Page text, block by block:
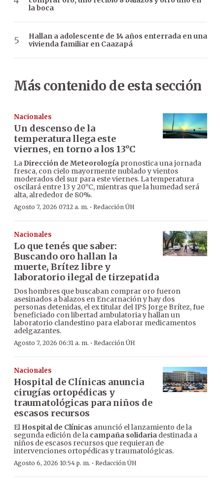
la boca
Hallan a adolescente de 14 años enterrada en una
vivienda familiar en Caazapá
Más contenido de esta sección
Nacionales
Un descenso de la
temperatura llega este
viernes, en torno a los 13°C
La Dirección de Meteorología pronostica una jornada
fresca, con cielo mayormente nublado y vientos
moderados del sur para este viernes. La temperatura
oscilará entre 13 y 20°C, mientras que la humedad será
alta, alrededor de 80%.
Agosto 7, 2026 07:12 a. m. · Redacción ÚH
Nacionales
Lo que tenés que saber:
Buscando oro hallan la
muerte, Brítez libre y
laboratorio ilegal de tirzepatida
Dos hombres que buscaban comprar oro fueron
asesinados a balazos en Encarnación y hay dos
personas detenidas, el ex titular del IPS Jorge Brítez, fue
beneficiado con libertad ambulatoria y hallan un
laboratorio clandestino para elaborar medicamentos
adelgazantes.
Agosto 7, 2026 06:31 a. m. · Redacción ÚH
Nacionales
Hospital de Clínicas anuncia
cirugías ortopédicas y
traumatológicas para niños de
escasos recursos
El Hospital de Clínicas anunció el lanzamiento de la
segunda edición de la campaña solidaria destinada a
niños de escasos recursos que requieran de
intervenciones ortopédicas y traumatológicas.
Agosto 6, 2026 10:54 p. m. · Redacción ÚH